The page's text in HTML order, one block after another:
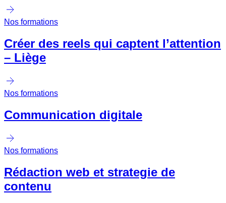
Nos formations
Créer des reels qui captent l’attention
– Liège
Nos formations
Communication digitale
Nos formations
Rédaction web et strategie de
contenu